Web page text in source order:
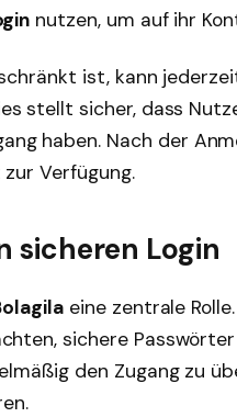
nutzen, um auf ihr
ist, kann
stellt sicher, dass
haben. Nach der
Verfügung.
sicheren Login
eine zentrale
sichere
den Zugang zu